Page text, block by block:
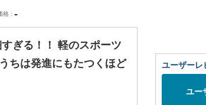
格 -
ぎる！！ 軽のスポーツ
ちは発進にもたつくほど
ユーザーレ
ユー